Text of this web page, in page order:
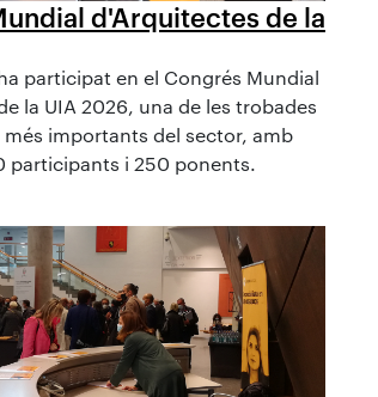
d'Arquitectes de la
participat en el Congrés Mundial
la UIA 2026, una de les trobades
importants del sector, amb
participants i 250 ponents.